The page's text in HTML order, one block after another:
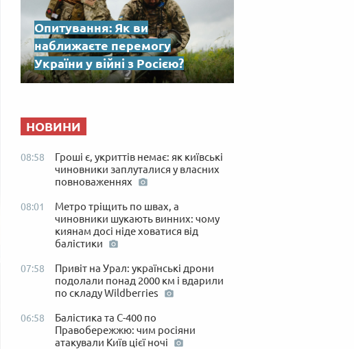
Опитування: Як ви
наближаєте перемогу
України у війні з Росією?
НОВИНИ
08:58
Гроші є, укриттів немає: як київські
чиновники заплуталися у власних
повноваженнях
08:01
Метро тріщить по швах, а
чиновники шукають винних: чому
киянам досі ніде ховатися від
балістики
07:58
Привіт на Урал: українські дрони
подолали понад 2000 км і вдарили
по складу Wildberries
06:58
Балістика та С-400 по
Правобережжю: чим росіяни
атакували Київ цієї ночі